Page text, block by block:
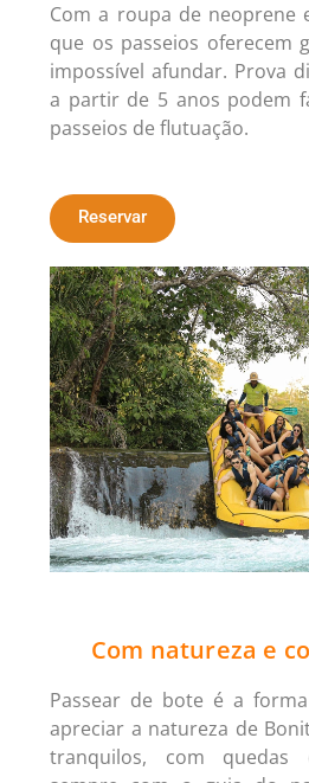
Com a roupa de neoprene
que os passeios oferecem
impossível afundar. Prova
a partir de 5 anos podem
passeios de flutuação.
Reservar
Com natureza e
Passear de bote é a
apreciar a natureza de
tranquilos, com quedas